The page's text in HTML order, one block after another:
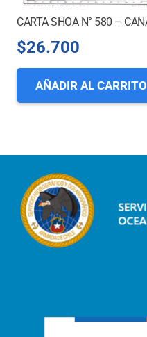
$26.700
AÑADIR AL CARRITO